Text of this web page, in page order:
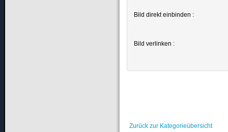
Bild direkt einbinden :
Bild verlinken :
Zurück zur Kategorieübersicht